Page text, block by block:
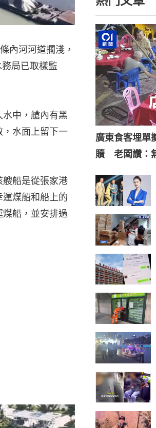
內河河道擱淺，
局已取樣監
中，艙內有黑
水面上留下一
艘船是從張家港
煤船和船上的
船，並安排過
廣東食客埋
贖 老闆讚：